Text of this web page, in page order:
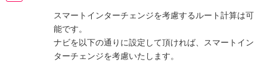
スマートインターチェンジを考慮するルート計算は可
能です。
ナビを以下の通りに設定して頂ければ、スマートイン
ターチェンジを考慮いたします。